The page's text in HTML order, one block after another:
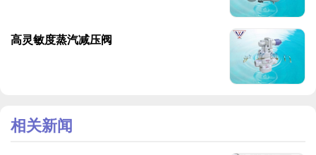
高灵敏度蒸汽减压阀
相关新闻